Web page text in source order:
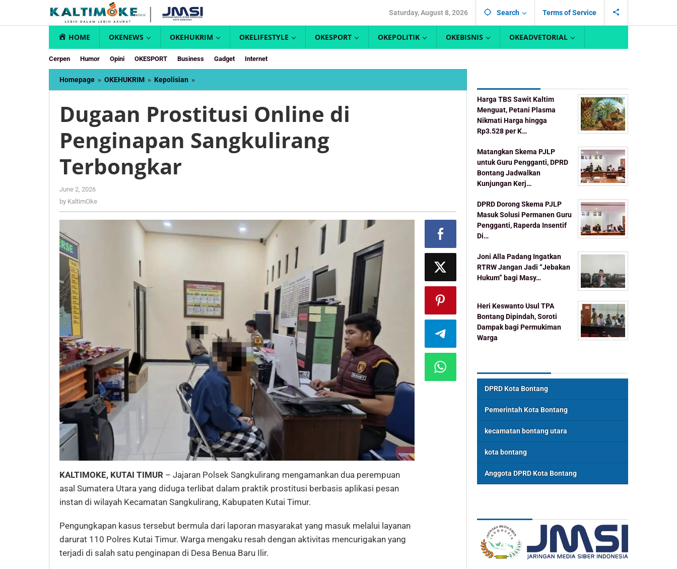
content
Saturday, August 8, 2026 Search Terms of Service
HOME OKENEWS OKEHUKRIM OKELIFESTYLE OKESPORT OKEPOLITIK OKEBISNIS OKEADVETORIAL
Cerpen Humor Opini OKESPORT Business Gadget Internet
Homepage » OKEHUKRIM » Kepolisian »
Prostitusi
di
Penginapan
Sangkulirang
Terbongkar
Dugaan Prostitusi Online di
Penginapan Sangkulirang
Terbongkar
June 2, 2026
by KaltimOke
KALTIMOKE, KUTAI TIMUR – Jajaran Polsek Sangkulirang mengamankan dua perempuan
asal Sumatera Utara yang diduga terlibat dalam praktik prostitusi berbasis aplikasi pesan
instan di wilayah Kecamatan Sangkulirang, Kabupaten Kutai Timur.
Pengungkapan kasus tersebut bermula dari laporan masyarakat yang masuk melalui layanan
darurat 110 Polres Kutai Timur. Warga mengaku resah dengan aktivitas mencurigakan yang
terjadi di salah satu penginapan di Desa Benua Baru Ilir.
Harga TBS Sawit Kaltim
Menguat, Petani Plasma
Nikmati Harga hingga
Rp3.528 per K…
Matangkan Skema PJLP
untuk Guru Pengganti, DPRD
Bontang Jadwalkan
Kunjungan Kerj…
DPRD Dorong Skema PJLP
Masuk Solusi Permanen Guru
Pengganti, Raperda Insentif
Di…
Joni Alla Padang Ingatkan
RTRW Jangan Jadi “Jebakan
Hukum” bagi Masy…
Heri Keswanto Usul TPA
Bontang Dipindah, Soroti
Dampak bagi Permukiman
Warga
DPRD Kota Bontang
Pemerintah Kota Bontang
kecamatan bontang utara
kota bontang
Anggota DPRD Kota Bontang